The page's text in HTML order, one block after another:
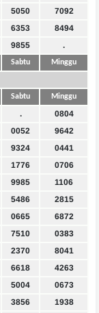
5050
7092
6353
8494
9855 .
Sabtu Minggu
Sabtu Minggu
.
0804
0052
9642
9324
0441
1776
0706
9985
1106
5486
2815
0665
6872
7510
0383
2370
8041
6618
4263
5004
0673
3856
1938